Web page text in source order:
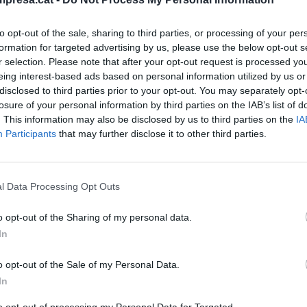
opt-out of the sale, sharing to third parties, or processing of your
for targeted advertising by us, please use the below opt-out
selection. Please note that after your opt-out request is processed
interest-based ads based on personal information utilized by us
to third parties prior to your opt-out. You may separately
of your personal information by third parties on the IAB’s list of
This information may also be disclosed by us to third parties on the
Participants that may further disclose it to other third parties.
Data Processing Opt Outs
opt-out of the Sharing of my personal data.
opt-out of the Sale of my Personal Data.
de 2025
Friday' dispara las compras de
¿Qué compran y cuánto gastan los
de 2024
comercio de Vic y Manresa
a regañadientes el 'Black Friday'